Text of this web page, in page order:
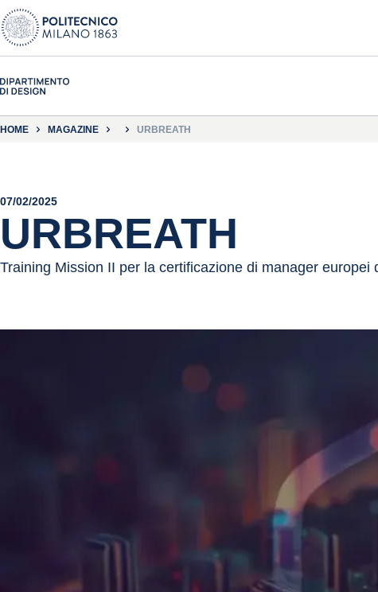
HOME MAGAZINE URBREATH
07/02/2025
URBREATH
Training Mission II per la certificazione di manager europei